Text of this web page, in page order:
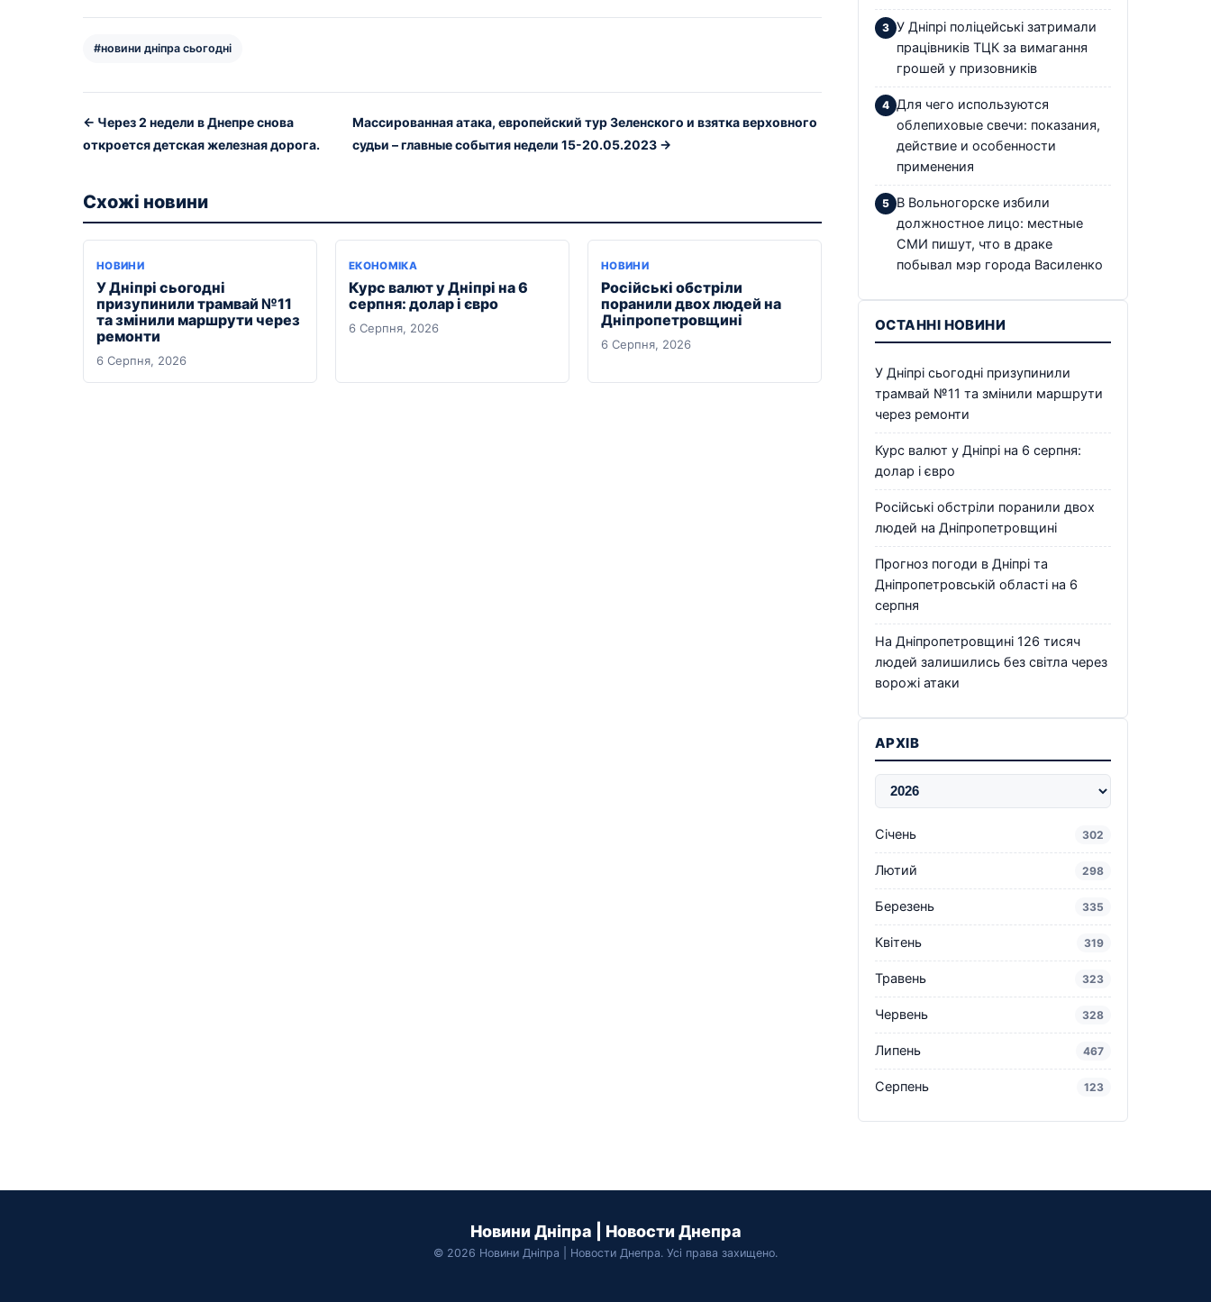
#новини дніпра сьогодні
← Через 2 недели в Днепре снова
откроется детская железная дорога.
Массированная атака, европейский тур Зеленского и взятка верховного
судьи – главные события недели 15-20.05.2023 →
Схожі новини
НОВИНИ
У Дніпрі сьогодні
призупинили трамвай №11
та змінили маршрути через
ремонти
6 Серпня, 2026
ЕКОНОМІКА
Курс валют у Дніпрі на 6
серпня: долар і євро
6 Серпня, 2026
НОВИНИ
Російські обстріли
поранили двох людей на
Дніпропетровщині
6 Серпня, 2026
У Дніпрі поліцейські затримали
працівників ТЦК за вимагання
грошей у призовників
Для чего используются
облепиховые свечи: показания,
действие и особенности
применения
В Вольногорске избили
должностное лицо: местные
СМИ пишут, что в драке
побывал мэр города Василенко
ОСТАННІ НОВИНИ
У Дніпрі сьогодні призупинили
трамвай №11 та змінили маршрути
через ремонти
Курс валют у Дніпрі на 6 серпня:
долар і євро
Російські обстріли поранили двох
людей на Дніпропетровщині
Прогноз погоди в Дніпрі та
Дніпропетровській області на 6
серпня
На Дніпропетровщині 126 тисяч
людей залишились без світла через
ворожі атаки
АРХІВ
Січень 302
Лютий 298
Березень 335
Квітень 319
Травень 323
Червень 328
Липень 467
Серпень 123
Новини Дніпра | Новости Днепра
© 2026 Новини Дніпра | Новости Днепра. Усі права захищено.